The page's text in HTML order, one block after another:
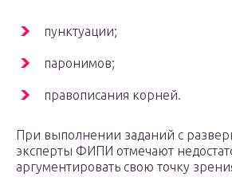
пунктуации;
паронимов;
правописания корней.
При выполнении заданий с
эксперты ФИПИ отмечают
аргументировать свою точку